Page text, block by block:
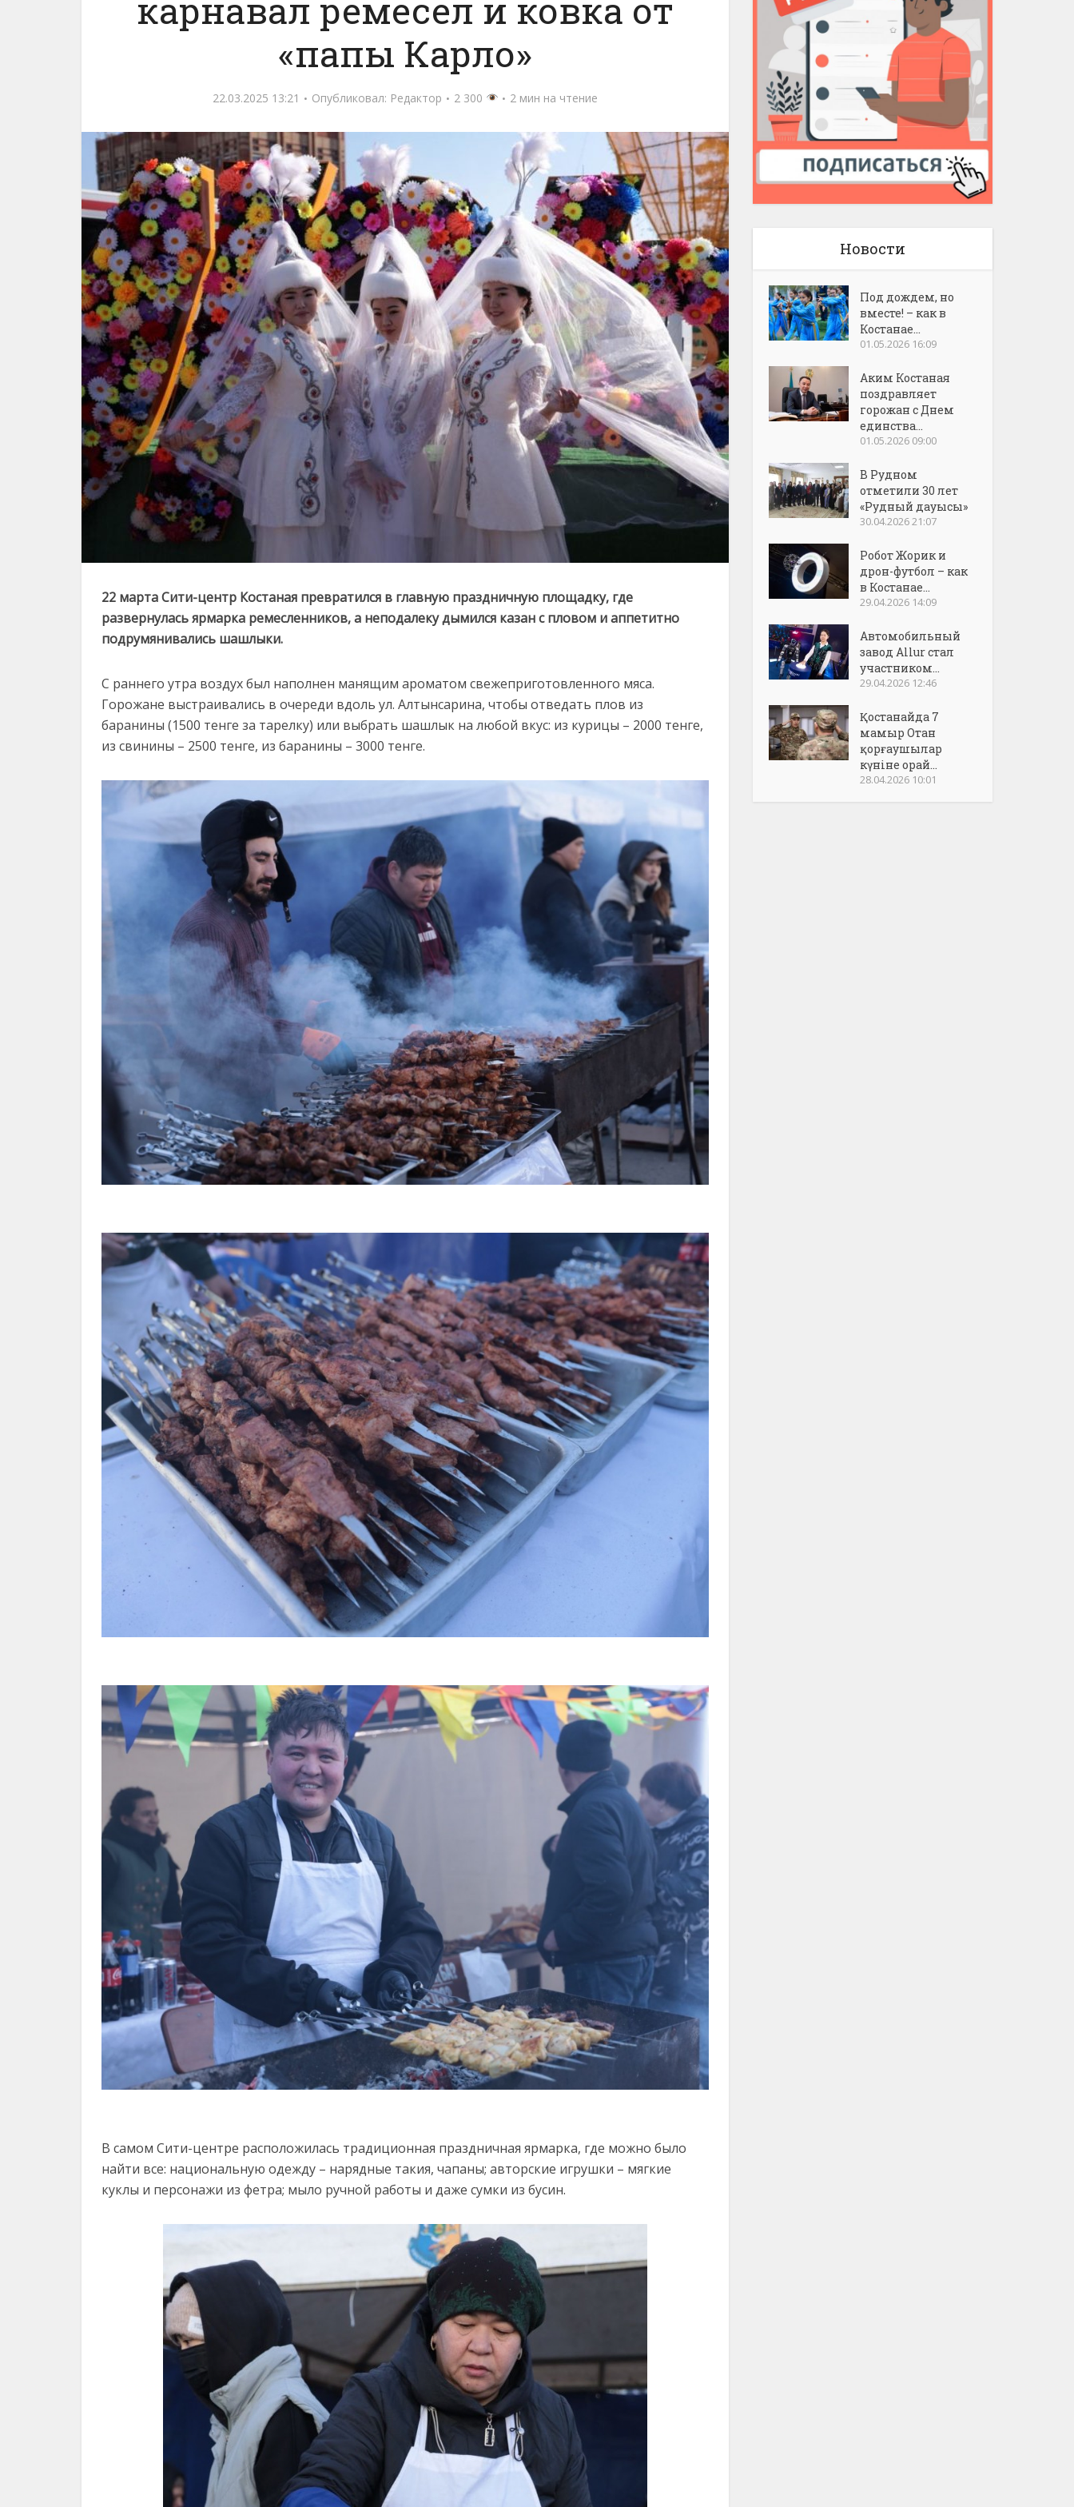
карнавал ремесел и ковка от
«папы Карло»
22.03.2025 13:21 Опубликовал: Редактор 2 300 2 мин на чтение
22 марта Сити-центр Костаная превратился в главную праздничную площадку, где
развернулась ярмарка ремесленников, а неподалеку дымился казан с пловом и аппетитно
подрумянивались шашлыки.
С раннего утра воздух был наполнен манящим ароматом свежеприготовленного мяса.
Горожане выстраивались в очереди вдоль ул. Алтынсарина, чтобы отведать плов из
баранины (1500 тенге за тарелку) или выбрать шашлык на любой вкус: из курицы – 2000 тенге,
из свинины – 2500 тенге, из баранины – 3000 тенге.
В самом Сити-центре расположилась традиционная праздничная ярмарка, где можно было
найти все: национальную одежду – нарядные такия, чапаны; авторские игрушки – мягкие
куклы и персонажи из фетра; мыло ручной работы и даже сумки из бусин.
Новости
Под дождем, но
вместе! – как в
Костанае...
01.05.2026 16:09
Аким Костаная
поздравляет
горожан с Днем
единства...
01.05.2026 09:00
В Рудном
отметили 30 лет
«Рудный дауысы»
30.04.2026 21:07
Робот Жорик и
дрон-футбол – как
в Костанае...
29.04.2026 14:09
Автомобильный
завод Allur стал
участником...
29.04.2026 12:46
Қостанайда 7
мамыр Отан
қорғаушылар
күніне орай...
28.04.2026 10:01